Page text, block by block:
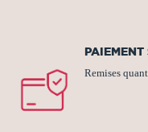
PAIEMENT
Remises